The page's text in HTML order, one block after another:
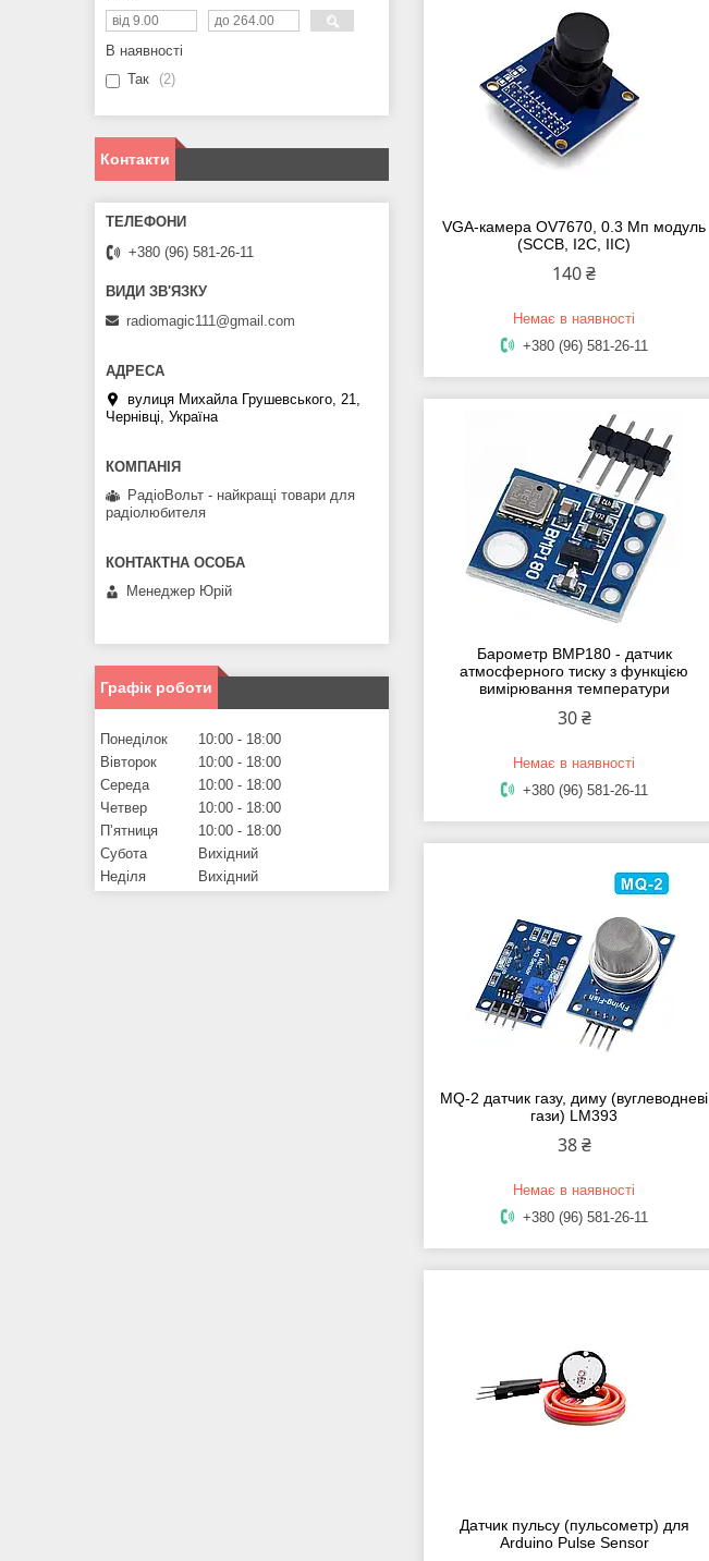
VGA-камера OV7670, 0.3 Мп модуль
(SCCB, I2C, IIC)
140 ₴
Немає в наявності
+380 (96) 581-26-11
Барометр BMP180 - датчик
атмосферного тиску з функцією
вимірювання температури
30 ₴
Немає в наявності
+380 (96) 581-26-11
MQ-2 датчик газу, диму (вуглеводневі
гази) LM393
38 ₴
Немає в наявності
+380 (96) 581-26-11
Датчик пульсу (пульсометр) для
Arduino Pulse Sensor
В наявності
Так
2
Контакти
+380 (96) 581-26-11
radiomagic111@gmail.com
вулиця Михайла Грушевського, 21,
Чернівці, Україна
РадіоВольт - найкращі товари для
радіолюбителя
Менеджер Юрій
Графік роботи
Понеділок 10:00
18:00
Вівторок
10:00
18:00
Середа
10:00
18:00
Четвер
10:00
18:00
Пʼятниця
10:00
18:00
Субота
Вихідний
Неділя
Вихідний